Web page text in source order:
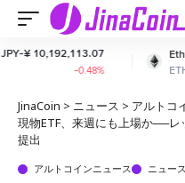
Ethereum
ETH
JPY-¥
JinaCoin > ニュース > アルトコ
現物ETF、来週にも上場か──レ
提出
アルトコインニュース ニュース